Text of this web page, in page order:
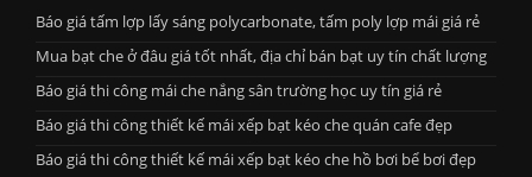
Báo giá tấm lợp lấy sáng polycarbonate, tấm poly lợp mái giá rẻ
Mua bạt che ở đâu giá tốt nhất, địa chỉ bán bạt uy tín chất lượng
Báo giá thi công mái che nắng sân trường học uy tín giá rẻ
Báo giá thi công thiết kế mái xếp bạt kéo che quán cafe đẹp
Báo giá thi công thiết kế mái xếp bạt kéo che hồ bơi bể bơi đẹp